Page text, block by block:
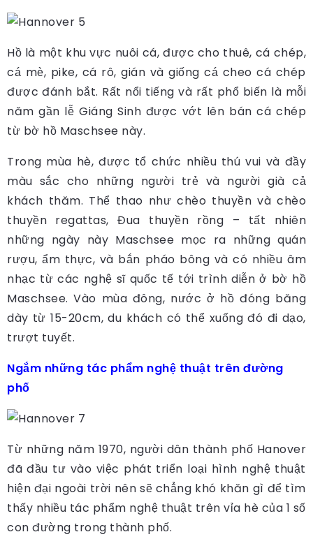
Hồ là một khu vực nuôi cá, được cho thuê, cá chép,
cá mè, pike, cá rô, gián và giống cá cheo cá chép
được đánh bắt. Rất nổi tiếng và rất phổ biến là mỗi
năm gần lễ Giáng Sinh được vớt lên bán cá chép
từ bờ hồ Maschsee này.
Trong mùa hè, được tổ chức nhiều thú vui và đầy
màu sắc cho những người trẻ và người già cả
khách thăm. Thể thao như chèo thuyền và chèo
thuyền regattas, Đua thuyền rồng – tất nhiên
những ngày này Maschsee mọc ra những quán
rượu, ẩm thực, và bắn pháo bông và có nhiều âm
nhạc từ các nghệ sĩ quốc tế tới trình diễn ở bờ hồ
Maschsee. Vào mùa đông, nước ở hồ đóng băng
dày từ 15-20cm, du khách có thể xuống đó đi dạo,
trượt tuyết.
Ngắm những tác phẩm nghệ thuật trên đường
phố
Từ những năm 1970, người dân thành phố Hanover
đã đầu tư vào việc phát triển loại hình nghệ thuật
hiện đại ngoài trời nên sẽ chẳng khó khăn gì để tìm
thấy nhiều tác phẩm nghệ thuật trên vỉa hè của 1 số
con đường trong thành phố.